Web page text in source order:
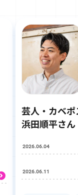
芸人・カベ
浜田順平さん
2026.06.04
2026.06.11